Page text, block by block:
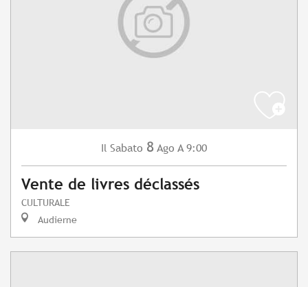
Il Sabato 8 Ago A 9:00
Vente de livres déclassés
CULTURALE
Audierne